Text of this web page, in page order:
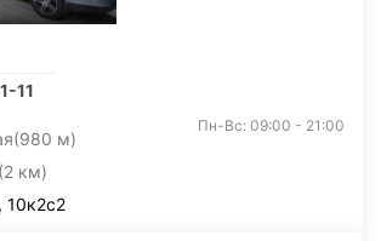
11
(980 м)
(2 км)
Пн-Вс: 09:00 - 21:00
10к2с2